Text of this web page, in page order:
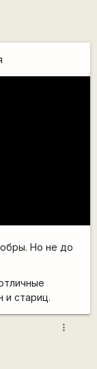
Но не до
и стариц.
more_vert